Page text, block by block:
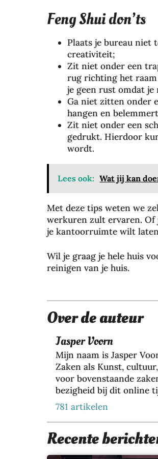
Feng Shui don’ts
Plaats je bureau niet
creativiteit;
Zit niet onder een
rug richting het raam
je geen rust omdat
Ga niet zitten onder
hangen en
Zit niet onder een
gedrukt. Hierdoor
wordt.
Lees ook: Wat jij kan
Met deze tips weten we
werkuren zult ervaren. Of
je kantoorruimte wilt
Wil je graag je hele huis
reinigen van je huis.
Over de auteur
Jasper Voorn
Mijn naam is Jasper
Zaken als Kunst,
voor bovenstaande
bezigheid bij dit online
met een groeiend team
resultaten voor meer
duurzame marketing
Paradijsvogel
781 artikelen
Recente
Zo
be
sc
rm
je
je
ha
ar
kle
ur
ger
me
t
de
jui
ste
sh
am
po
o
28
JULI
2026